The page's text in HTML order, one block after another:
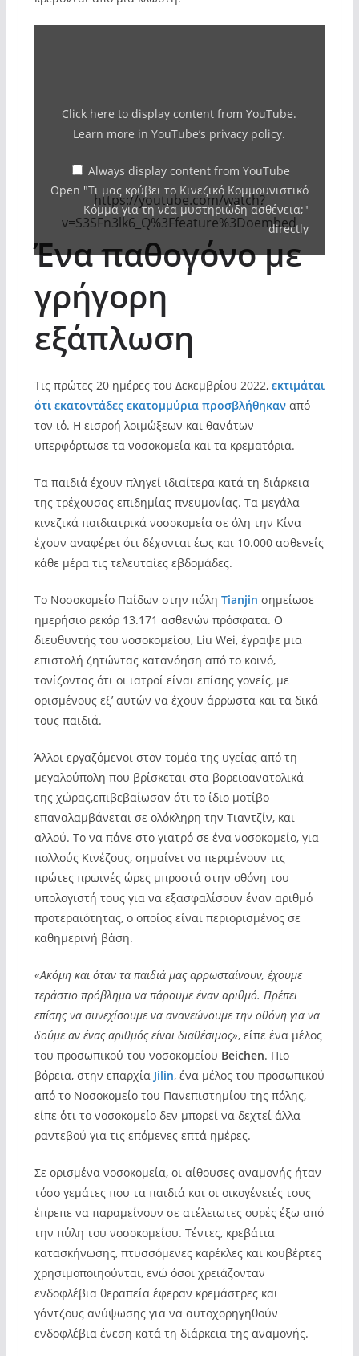
το
Κομμουνιστικό
Κόμμα
για
νέα
YouTube
Click here to display content from YouTube.
Learn more inYouTube’s privacy policy.
Always display content from YouTube
Open "Τι μας κρύβει το Κινεζικό Κομμουνιστικό
Κόμμα για τη νέα μυστηριώδη ασθένεια;"
directly
https://youtube.com/watch?
v=S3SFn3lk6_Q%3Ffeature%3Doembed
Ένα παθογόνο με
γρήγορη
εξάπλωση
Τις πρώτες 20 ημέρες του Δεκεμβρίου 2022, εκτιμάται
ότι εκατοντάδες εκατομμύρια προσβλήθηκαναπό
τον ιό. Η εισροή λοιμώξεων και θανάτων
υπερφόρτωσε τα νοσοκομεία και τα κρεματόρια.
Τα παιδιά έχουν πληγεί ιδιαίτερα κατά τη διάρκεια
της τρέχουσας επιδημίας πνευμονίας. Τα μεγάλα
κινεζικά παιδιατρικά νοσοκομεία σε όλη την Κίνα
έχουν αναφέρει ότι δέχονται έως και 10.000 ασθενείς
κάθε μέρα τις τελευταίες εβδομάδες.
Το Νοσοκομείο Παίδων στην πόλη Tianjin σημείωσε
ημερήσιο ρεκόρ 13.171 ασθενών πρόσφατα. Ο
διευθυντής του νοσοκομείου, Liu Wei, έγραψε μια
επιστολή ζητώντας κατανόηση από το κοινό,
τονίζοντας ότι οι ιατροί είναι επίσης γονείς, με
ορισμένους εξ’ αυτών να έχουν άρρωστα και τα δικά
τους παιδιά.
Άλλοι εργαζόμενοι στον τομέα της υγείας από τη
μεγαλούπολη που βρίσκεται στα βορειοανατολικά
της χώρας,επιβεβαίωσαν ότι το ίδιο μοτίβο
επαναλαμβάνεται σε ολόκληρη την Τιαντζίν, και
αλλού. Το να πάνε στο γιατρό σε ένα νοσοκομείο, για
πολλούς Κινέζους, σημαίνει να περιμένουν τις
πρώτες πρωινές ώρες μπροστά στην οθόνη του
υπολογιστή τους για να εξασφαλίσουν έναν αριθμό
προτεραιότητας, ο οποίος είναι περιορισμένος σε
καθημερινή βάση.
«Ακόμη και όταν τα παιδιά μας αρρωσταίνουν, έχουμε
τεράστιο πρόβλημα να πάρουμε έναν αριθμό. Πρέπει
επίσης να συνεχίσουμε να ανανεώνουμε την οθόνη για να
δούμε αν ένας αριθμός είναι διαθέσιμος», είπε ένα μέλος
του προσωπικού του νοσοκομείου Beichen. Πιο
βόρεια, στην επαρχία Jilin, ένα μέλος του προσωπικού
από το Νοσοκομείο του Πανεπιστημίου της πόλης,
είπε ότι το νοσοκομείο δεν μπορεί να δεχτεί άλλα
ραντεβού για τις επόμενες επτά ημέρες.
Σε ορισμένα νοσοκομεία, οι αίθουσες αναμονής ήταν
τόσο γεμάτες που τα παιδιά και οι οικογένειές τους
έπρεπε να παραμείνουν σε ατέλειωτες ουρές έξω από
την πύλη του νοσοκομείου. Τέντες, κρεβάτια
κατασκήνωσης, πτυσσόμενες καρέκλες και κουβέρτες
χρησιμοποιηούνται, ενώ όσοι χρειάζονταν
ενδοφλέβια θεραπεία έφεραν κρεμάστρες και
γάντζους ανύψωσης για να αυτοχορηγηθούν
ενδοφλέβια ένεση κατά τη διάρκεια της αναμονής.